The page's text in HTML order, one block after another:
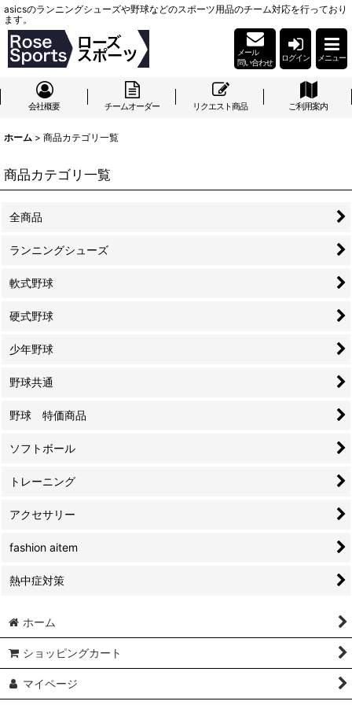
asicsのランニングシューズや野球などのスポーツ用品のチーム対応を行っており
ます。
メール
問い合わせ
ログイン メニュー
会社概要 チームオーダー リクエスト商品 ご利用案内
ホーム > 商品カテゴリ一覧
商品カテゴリ一覧
全商品
ランニングシューズ
軟式野球
硬式野球
少年野球
野球共通
野球 特価商品
ソフトボール
トレーニング
アクセサリー
fashion aitem
熱中症対策
ホーム
ショッピングカート
マイページ